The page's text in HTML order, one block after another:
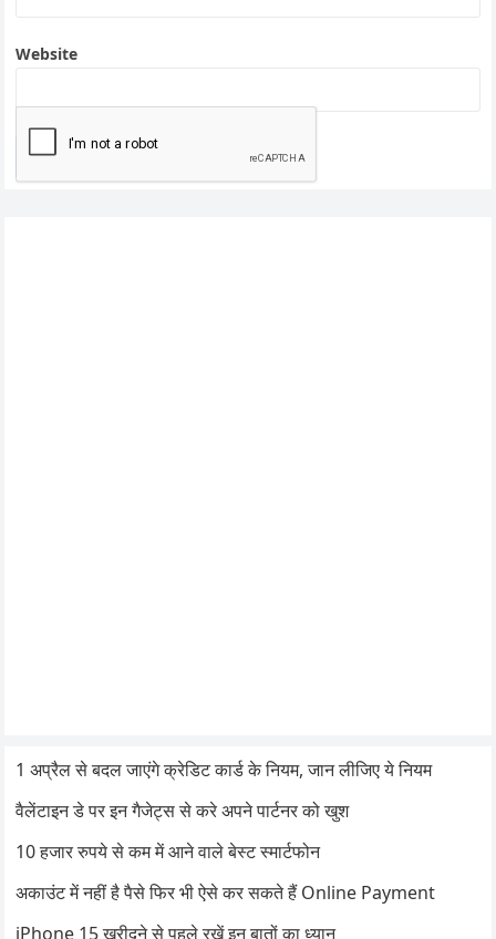
Website
1 अप्रैल से बदल जाएंगे क्रेडिट कार्ड के नियम, जान लीजिए ये नियम
वैलेंटाइन डे पर इन गैजेट्स से करे अपने पार्टनर को खुश
10 हजार रुपये से कम में आने वाले बेस्ट स्मार्टफोन
अकाउंट में नहीं है पैसे फिर भी ऐसे कर सकते हैं Online Payment
iPhone 15 खरीदने से पहले रखें इन बातों का ध्यान